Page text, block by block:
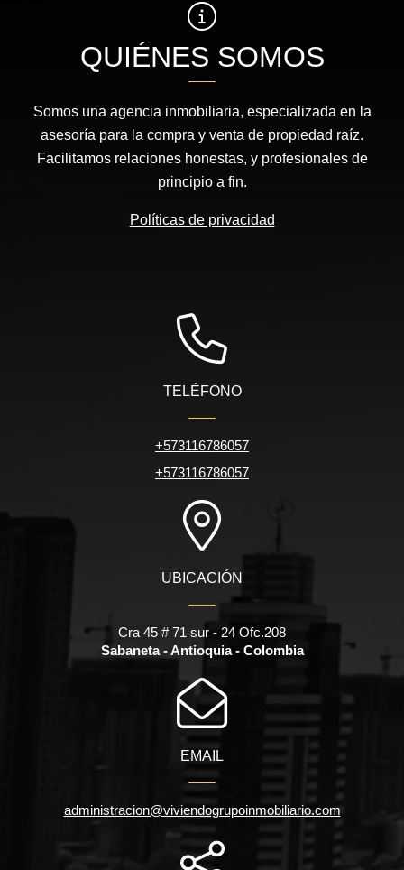
QUIÉNES SOMOS
Somos una agencia inmobiliaria, especializada en la
asesoría para la compra y venta de propiedad raíz.
Facilitamos relaciones honestas, y profesionales de
principio a fin.
Políticas de privacidad
TELÉFONO
+573116786057
+573116786057
UBICACIÓN
Cra 45 # 71 sur - 24 Ofc.208
Sabaneta - Antioquia - Colombia
EMAIL
administracion@viviendogrupoinmobiliario.com